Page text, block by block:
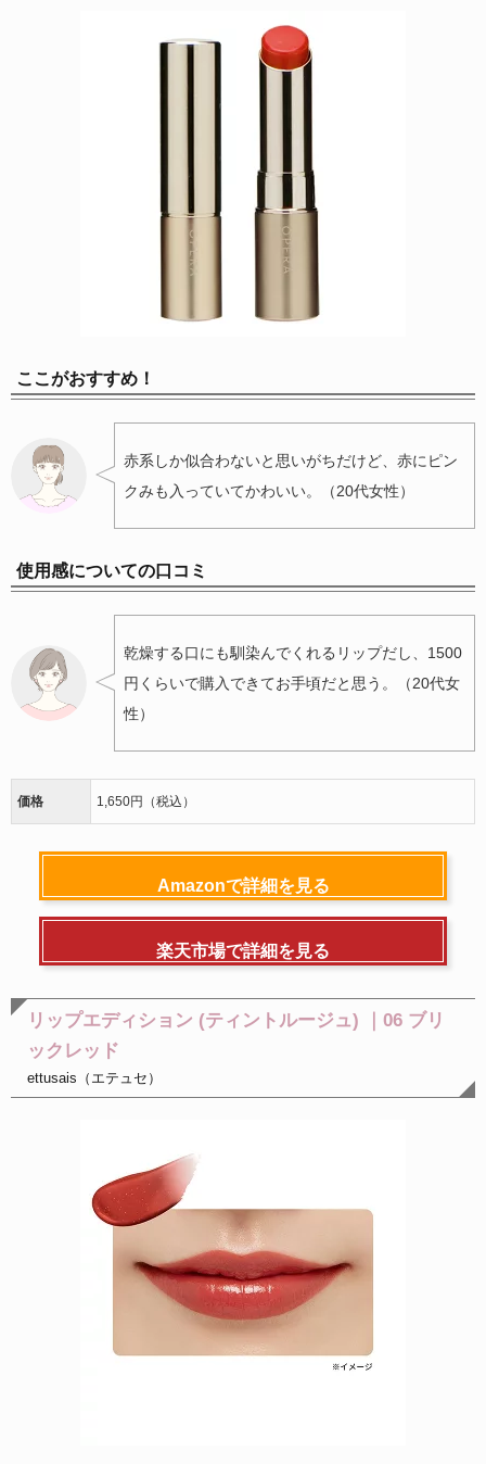
ここがおすすめ！
赤系しか似合わないと思いがちだけど、赤にピン
クみも入っていてかわいい。（20代女性）
使用感についての口コミ
乾燥する口にも馴染んでくれるリップだし、1500
円くらいで購入できてお手頃だと思う。（20代女
性）
価格 1,650円（税込）
Amazonで詳細を見る
楽天市場で詳細を見る
リップエディション (ティントルージュ) ｜06 ブリ
ックレッド
ettusais（エテュセ）